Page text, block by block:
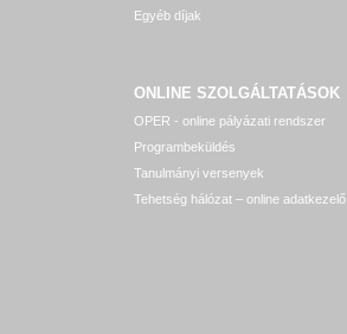
Egyéb díjak
ONLINE SZOLGÁLTATÁSOK
OPER - online pályázati rendszer
Programbeküldés
Tanulmányi versenyek
Tehetség hálózat – online adatkezelő